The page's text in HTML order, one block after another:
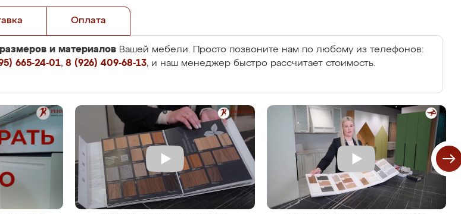
Оплата
размеров и материалов Вашей мебели. Просто позвоните нам по любому из телефонов:
665-24-01, 8 (926) 409-68-13, и наш менеджер быстро рассчитает стоимость.